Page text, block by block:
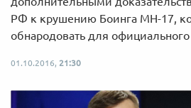
РФ к крушению Боинга МН-17,
обнародовать для
01.10.2016, 21:30